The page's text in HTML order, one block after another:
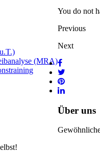
(MRA)
You do not
Previous
Next
Über uns